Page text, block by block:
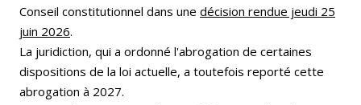
Conseil constitutionnel dans une décision rendue jeudi 25
juin 2026.
La juridiction, qui a ordonné l'abrogation de certaines
dispositions de la loi actuelle, a toutefois reporté cette
abrogation à 2027.